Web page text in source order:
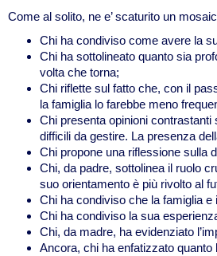
Come al solito, ne e’ scaturito un
Chi ha condiviso come avere la
Chi ha sottolineato quanto sia
volta che torna;
Chi riflette sul fatto che, con il
la famiglia lo farebbe meno
Chi presenta opinioni contrastanti
difficili da gestire. La presenza
Chi propone una riflessione sulla
Chi, da padre, sottolinea il ruolo
suo orientamento è più rivolto al
Chi ha condiviso che la famiglia
Chi ha condiviso la sua
Chi, da madre, ha evidenziato
Ancora, chi ha enfatizzato quanto